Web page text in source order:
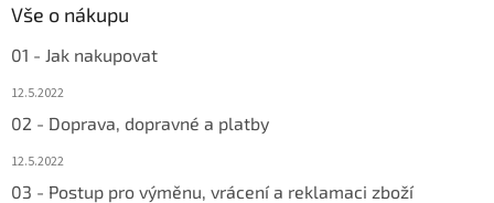
Vše o nákupu
01 - Jak nakupovat
12.5.2022
02 - Doprava, dopravné a platby
12.5.2022
03 - Postup pro výměnu, vrácení a reklamaci zboží